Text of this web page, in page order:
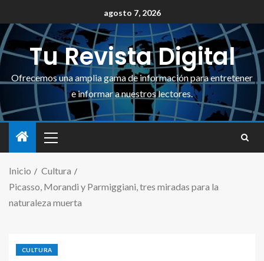
agosto 7, 2026
Tu Revista Digital
Ofrecemos una amplia gama de información para entretener
e informar a nuestros lectores.
Inicio
Cultura
Picasso, Morandi y Parmiggiani, tres miradas para la
naturaleza muerta
CULTURA